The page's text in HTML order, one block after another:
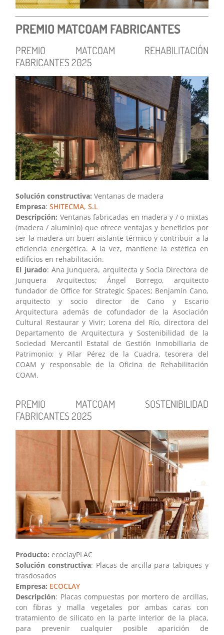
PREMIO MATCOAM FABRICANTES
PREMIO MATCOAM REHABILITACIÓN
FABRICANTES 2025
Solución constructiva:Ventanas de madera
Empresa:SHITECMA, S.L
Descripción: Ventanas fabricadas en madera y / o mixtas
(madera / aluminio) que ofrece ventajas y beneficios por
ser la madera un buen aislante térmico y contribuir a la
eficiencia energética. A la vez, mantiene la estética en
edificios en rehabilitación.
El jurado: Ana Junquera, arquitecta y Socia Directora de
Junquera Arquitectos; Ángel Borrego, arquitecto
fundador de Office for Strategic Spaces; Benjamín Cano,
arquitecto y socio director de Cano y Escario
Arquitectura además de cofundador de la Asociación
Cultural Restaurar y Vivir; Lorena del Río, directora del
Departamento de Arquitectura y Sostenibilidad de la
Sociedad Mercantil Estatal de Gestión Inmobiliaria de
Patrimonio; y Pilar Pérez de la Cuadra, tesorera del
COAM y responsable de la Oficina de Rehabilitación
COAM.
PREMIO MATCOAM SOSTENIBILIDAD
FABRICANTES 2025
Producto: ecoclayPLAC
Solución constructiva: Placas de arcilla para tabiques y
trasdosados
Empresa: ECOCLAY
Descripción: Placas compuestas por mortero de arcillas,
con fibras y malla vegetales por ambas caras con
tratamiento de silicato en la parte interior de la placa,
para prevenir cualquier posible aparición de